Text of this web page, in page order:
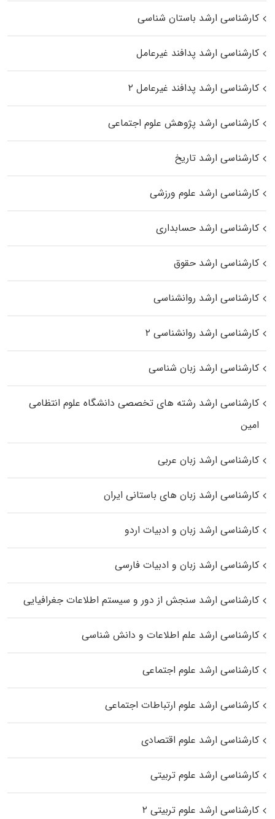
کارشناسی ارشد باستان شناسی
کارشناسی ارشد پدافند غیرعامل
کارشناسی ارشد پدافند غیرعامل ۲
کارشناسی ارشد پژوهش علوم اجتماعی
کارشناسی ارشد تاریخ
کارشناسی ارشد علوم ورزشی
کارشناسی ارشد حسابداری
کارشناسی ارشد حقوق
کارشناسی ارشد روانشناسی
کارشناسی ارشد روانشناسی ۲
کارشناسی ارشد زبان شناسی
کارشناسی ارشد رﺷﺘﻪ ﻫﺎی تخصصی داﻧﺸﮕﺎه ﻋﻠﻮم انتظامی
اﻣﻴﻦ
کارشناسی ارشد زبان عربی
کارشناسی ارشد زبان‌ های باستانی ایران
کارشناسی ارشد زبان و ادبیات اردو
کارشناسی ارشد زبان و ادبیات فارسی
کارشناسی ارشد سنجش از دور و سیستم اطلاعات جغرافیایی
کارشناسی ارشد علم اطلاعات و دانش شناسی
کارشناسی ارشد علوم اجتماعی
کارشناسی ارشد علوم ارتباطات اجتماعی
کارشناسی ارشد علوم اقتصادی
کارشناسی ارشد علوم تربیتی
کارشناسی ارشد علوم تربیتی ۲